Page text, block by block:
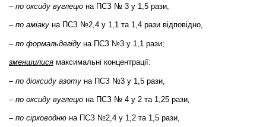
– по оксиду вуглецю на ПСЗ № 3 у 1,5 рази,
– по аміаку на ПСЗ №2,4 у 1,1 та 1,4 рази відповідно,
– по формальдегіду на ПСЗ №3 у 1,1 рази;
зменшилися максимальні концентрації:
– по діоксиду азоту на ПСЗ №3 у 1,5 рази,
– по оксиду вуглецю на ПСЗ № 4 у 2 та 1,25 рази
– по сірководню на ПСЗ №2,4 у 1,2 та 1,5 рази,